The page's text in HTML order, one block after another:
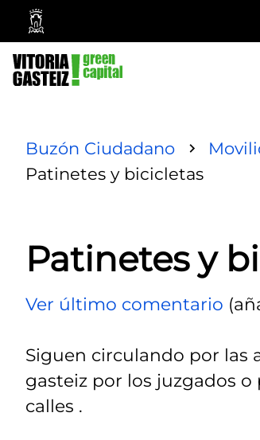
Ayuntamiento
Vitoria-
Gasteiz
Buzón Ciudadano
Patinetes y bicicletas
Patinetes y
Ver último comentario
Siguen circulando por las
gasteiz por los juzgados o
calles .